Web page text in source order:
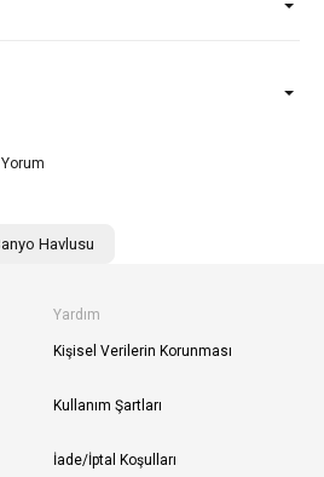
Havlusu
Yardım
Kişisel Verilerin Korunması
Kullanım Şartları
İade/İptal Koşulları